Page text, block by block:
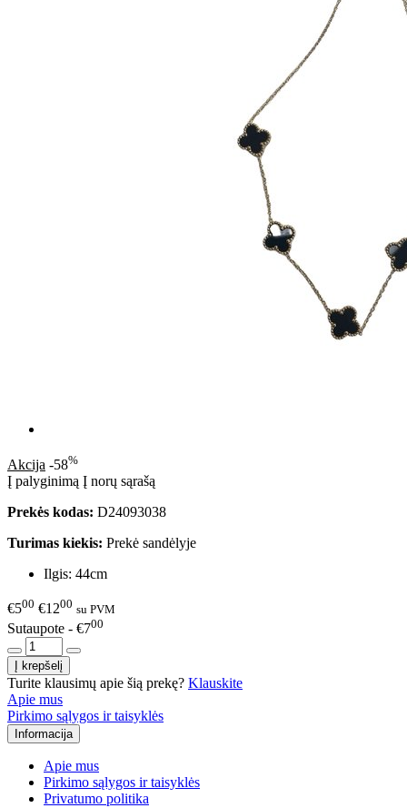
Akcija -58%
Į palyginimą Į norų sąrašą
Prekės kodas: D24093038
Turimas kiekis: Prekė sandėlyje
Ilgis: 44cm
€500 €1200 su PVM
Sutaupote - €700
Turite klausimų apie šią prekę? Klauskite
Apie mus
Pirkimo sąlygos ir taisyklės
Informacija
Apie mus
Pirkimo sąlygos ir taisyklės
Privatumo politika